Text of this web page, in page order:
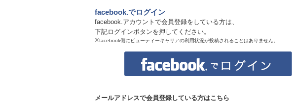
facebook.でログイン
facebook.アカウントで会員登録をしている方は、
下記ログインボタンを押してください。
※facebook側にビューティーキャリアの利用状況が投稿されることはありません。
メールアドレスで会員登録している方はこちら